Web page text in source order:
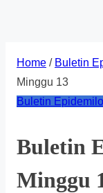
Home / Buletin
Minggu 13
Buletin
Buletin
Minggu